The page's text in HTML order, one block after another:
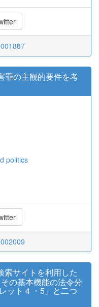
罪の主観的要件を考
politics
索サイトを利用した
の基本機能の法令分
ット 4 ・5」と二つ